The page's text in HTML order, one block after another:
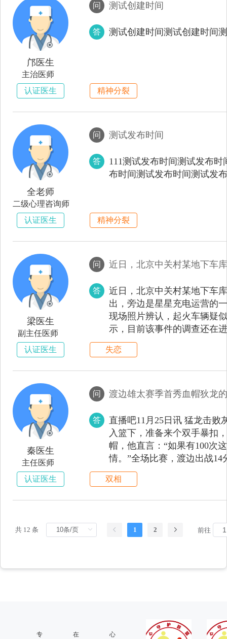
邝医生
主治医师
认证医生
问
答
测试创建时间
测试创建时间测试创建时间
精神分裂
全老师
二级心理咨询师
认证医生
问
答
测试发布时间
111测试发布时间测试发布
布时间测试发布时间测试发
精神分裂
梁医生
副主任医师
认证医生
问
答
近日，北京中关村某地下车
出，旁边是星星充电运营的
现场照片辨认，起火车辆疑
示，目前该事件的调查还在
可能性。作为车辆生产企业
2019年初销售，具体原因，
众，不好妄加猜测事件的原
亚迪等品牌。大家耳熟能详
Model S发生自燃；5月14日
不止一起，4月22日，蔚来汽
在上海、武汉市再次出现自
失恋
秦医生
主任医师
认证医生
问
答
渡边雄太赛季首秀血帽狄龙
直播吧11月25日讯 猛龙击
入篮下，准备来个双手暴扣
帽，他直言：“如果有100次
情。”全场比赛，渡边出战14
帽。（Sera）免责声明：本
双相
共 12 条 1 2 前往
专 在 心